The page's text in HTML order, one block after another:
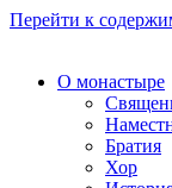
Перейти к
О монастыре
Братия
Хор